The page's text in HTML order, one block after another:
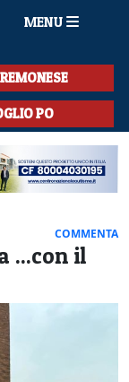
MENU
PO
COMMENTA
...con il